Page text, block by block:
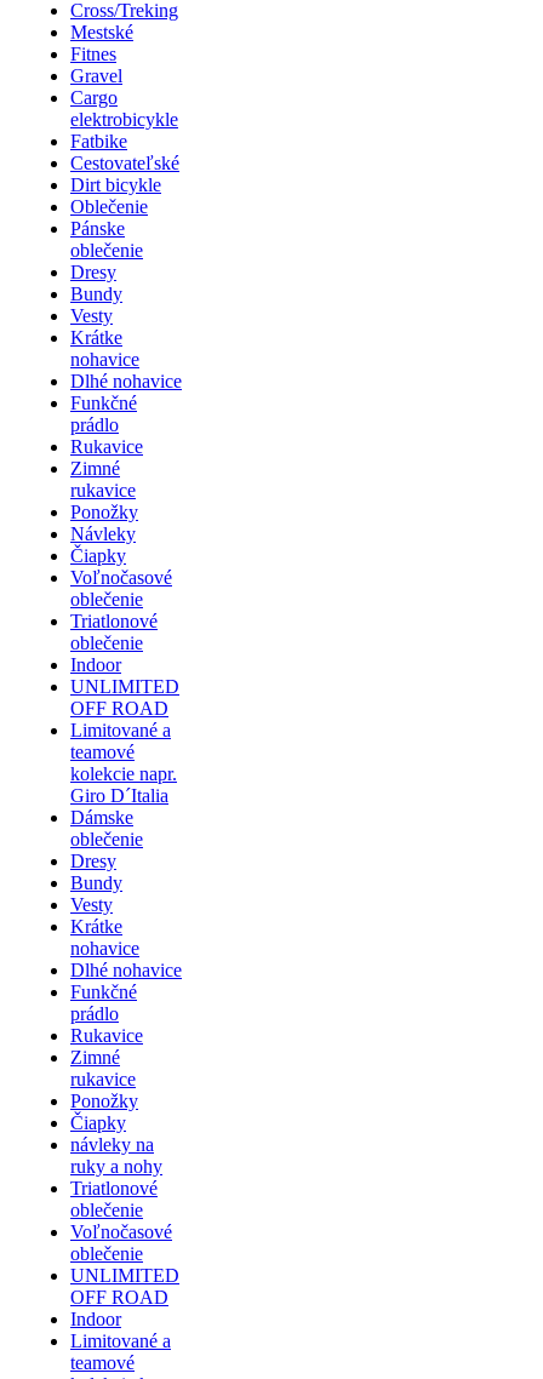
Cross/Treking
Mestské
Fitnes
Gravel
Cargo
elektrobicykle
Fatbike
Cestovateľské
Dirt bicykle
Oblečenie
Pánske
oblečenie
Dresy
Bundy
Vesty
Krátke
nohavice
Dlhé nohavice
Funkčné
prádlo
Rukavice
Zimné
rukavice
Ponožky
Návleky
Čiapky
Voľnočasové
oblečenie
Triatlonové
oblečenie
Indoor
UNLIMITED
OFF ROAD
Limitované a
teamové
kolekcie napr.
Giro D´Italia
Dámske
oblečenie
Dresy
Bundy
Vesty
Krátke
nohavice
Dlhé nohavice
Funkčné
prádlo
Rukavice
Zimné
rukavice
Ponožky
Čiapky
návleky na
ruky a nohy
Triatlonové
oblečenie
Voľnočasové
oblečenie
UNLIMITED
OFF ROAD
Indoor
Limitované a
teamové